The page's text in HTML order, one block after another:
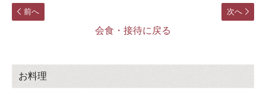
次へ
前へ
会食・接待に戻る
お料理